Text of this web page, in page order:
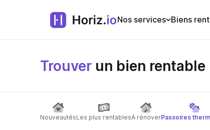
Nos services Biens
Trouver un bien rentable
NouveautésLes plus rentablesA rénoverPassoires